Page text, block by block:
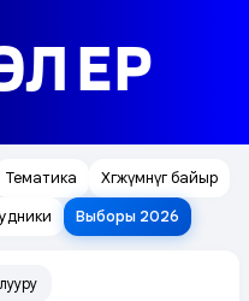
Тематика
Хөгжүмнүг байыр
Выборы 2026